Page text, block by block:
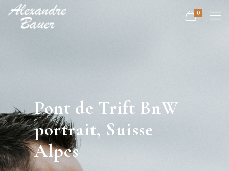
0
Pont de Trift BnW
portrait, Suisse
Alpes